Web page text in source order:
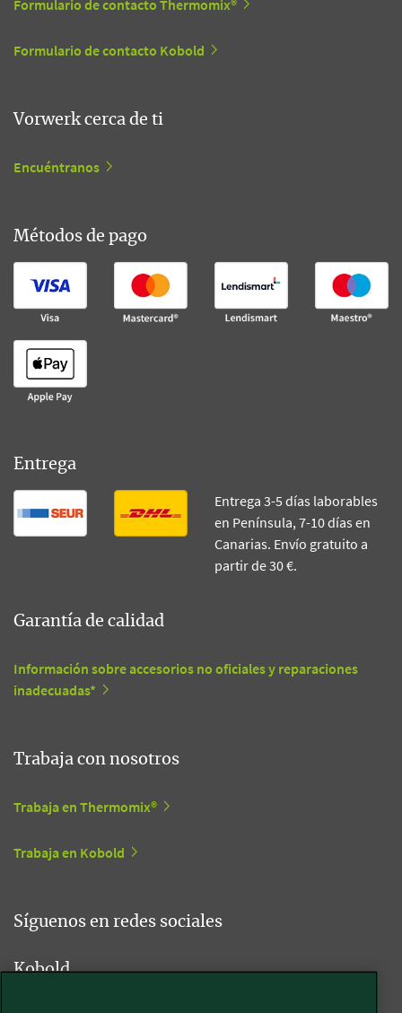
Formulario de contacto Thermomix®
Formulario de contacto Kobold
Vorwerk cerca de ti
Encuéntranos
Métodos de pago
Entrega
Entrega 3-5 días laborables
en Península, 7-10 días en
Canarias. Envío gratuito a
partir de 30 €.
Garantía de calidad
Información sobre accesorios no oficiales y reparaciones
inadecuadas*
Trabaja con nosotros
Trabaja en Thermomix®
Trabaja en Kobold
Síguenos en redes sociales
Kobold